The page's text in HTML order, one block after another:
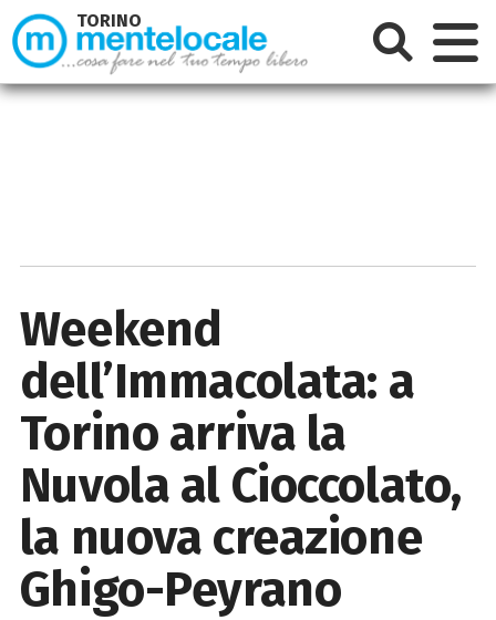
Weekend
dell’Immacolata: a
Torino arriva la
Nuvola al Cioccolato,
la nuova creazione
Ghigo-Peyrano
TORINO